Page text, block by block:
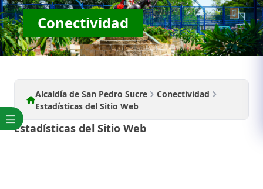
Conectividad
Alcaldía de San Pedro Sucre
Conectividad
Estadísticas del Sitio Web
Estadísticas del Sitio Web